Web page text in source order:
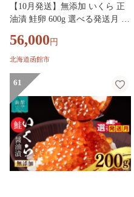
【10月発送】無添加 いくら 正
油漬 鮭卵 600g 選べる発送月 函
鮮 いくら丼 パスタ 海の宝石 食
感 贅沢 使い切りサイズ おにぎ
館 ふるさと グルメ お取り寄せ
送料無料_HD032-068-10
56,000 円
北海道函館市
61